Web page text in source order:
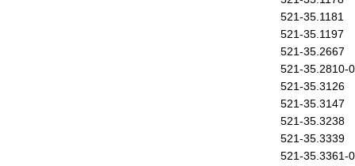
521-35.1181
521-35.1197
521-35.2667
521-35.2810-
521-35.3126
521-35.3147
521-35.3238
521-35.3339
521-35.3361-